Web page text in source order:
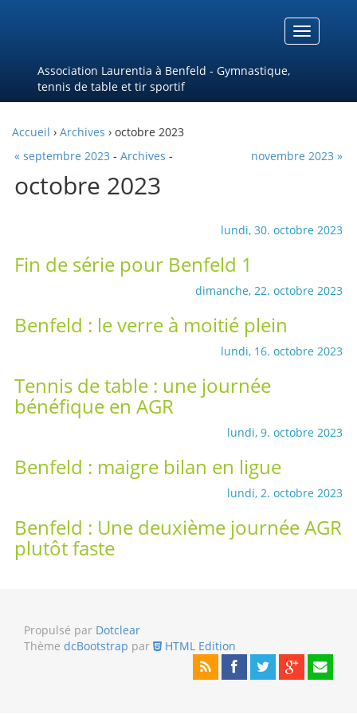
Menu
Association Laurentia à Benfeld - Gymnastique,
tennis de table et tir sportif
Accueil › Archives › octobre 2023
« septembre 2023 - Archives - novembre 2023 »
octobre 2023
lundi, 30. octobre 2023
Fin de série pour Benfeld 1
dimanche, 22. octobre 2023
Benfeld : le verre à moitié plein
lundi, 16. octobre 2023
Tennis de table : une journée
bénéfique en AGR
lundi, 9. octobre 2023
Benfeld : maigre bilan en ligue
lundi, 2. octobre 2023
Benfeld : Une deuxième journée AGR
plutôt faste
Propulsé par Dotclear
Thème dcBootstrap par HTML Edition